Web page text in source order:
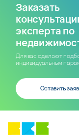
Заказать
эксперта по
Для вас сделают
индивидуальным
Оставить